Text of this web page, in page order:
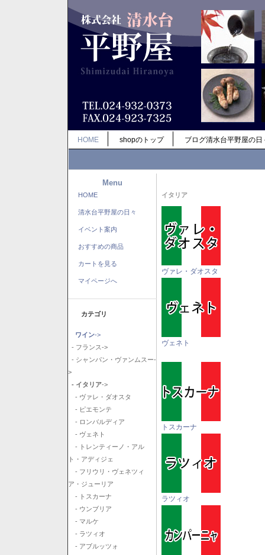
HOME shopのトップ ブログ清水台平野屋の日
Menu
HOME
清水台平野屋の日々
イベント案内
おすすめの商品
カートを見る
マイページへ
カテゴリ
ワイン->
- フランス->
- シャンパン・ヴァンムスー-
>
- イタリア->
- ヴァレ・ダオスタ
- ピエモンテ
- ロンバルディア
- ヴェネト
- トレンティーノ・アル
ト・アディジェ
- フリウリ・ヴェネツィ
ア・ジューリア
- トスカーナ
- ウンブリア
- マルケ
- ラツィオ
- アブルッツォ
イタリア
ヴァレ・ダオスタ
ヴェネト
トスカーナ
ラツィオ